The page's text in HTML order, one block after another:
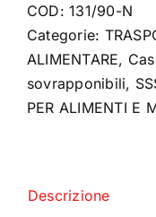
COD:131/90-N
Categorie:
ALIMENTARE,
sovrapponibili,
PER ALIMENTI E
Descrizione